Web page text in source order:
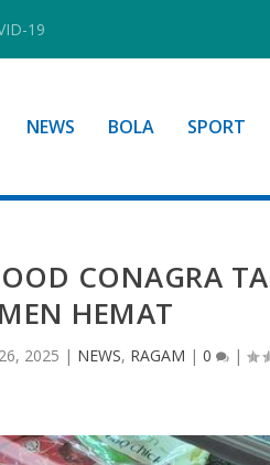
19
NEWS BOLA SPORT
CONAGRA
HEMAT
2025 | NEWS, RAGAM |0 |